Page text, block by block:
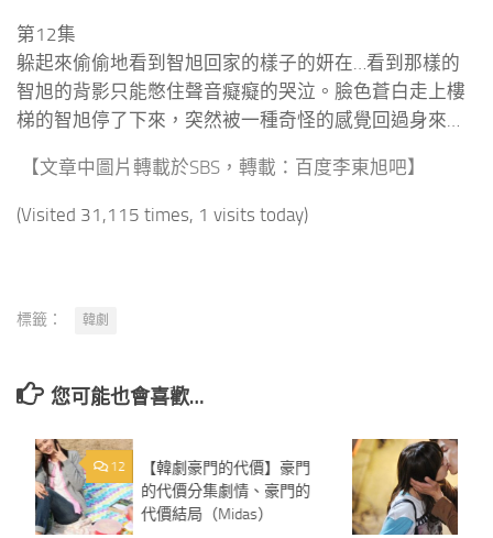
第12集
躲起來偷偷地看到智旭回家的樣子的妍在…看到那樣的
智旭的背影只能憋住聲音癡癡的哭泣。臉色蒼白走上樓
梯的智旭停了下來，突然被一種奇怪的感覺回過身來…
【文章中圖片轉載於SBS，轉載：百度李東旭吧】
(Visited 31,115 times, 1 visits today)
標籤： 韓劇
您可能也會喜歡…
【韓劇豪門的代價】豪門
的代價分集劇情、豪門的
代價結局（Midas）
12